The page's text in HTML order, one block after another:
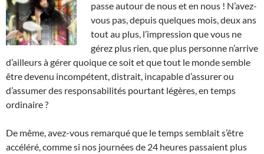
passe autour de nous et en nous ! N’avez-
vous pas, depuis quelques mois, deux ans
tout au plus, l’impression que vous ne
gérez plus rien, que plus personne n’arrive
d’ailleurs à gérer quoique ce soit et que tout le monde semble
être devenu incompétent, distrait, incapable d’assurer ou
d’assumer des responsabilités pourtant légères, en temps
ordinaire ?
De même, avez-vous remarqué que le temps semblait s’être
accéléré, comme si nos journées de 24 heures passaient plus